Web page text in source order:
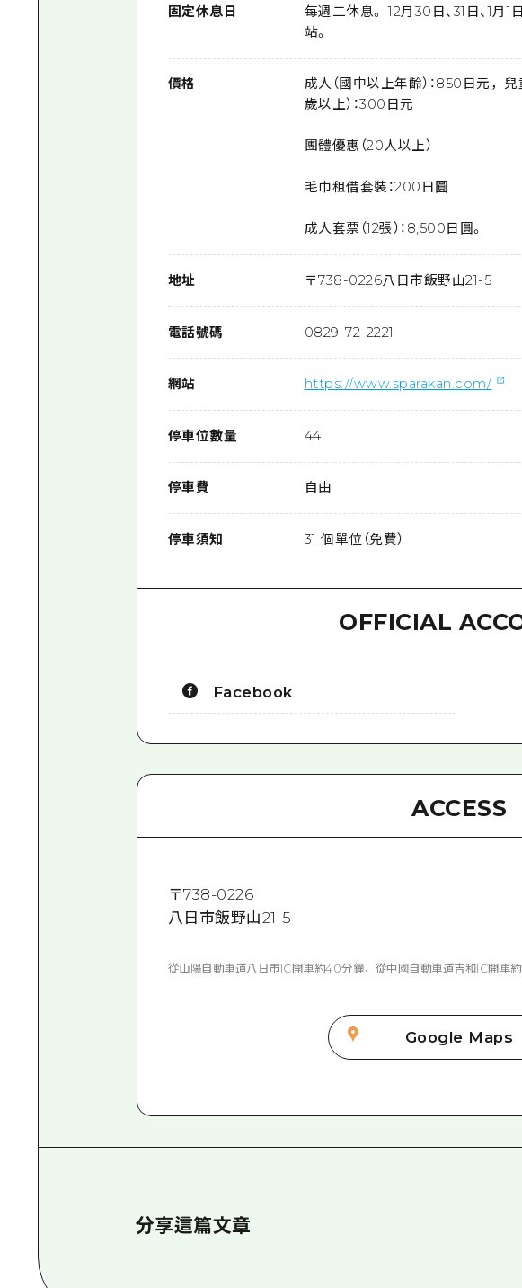
固定休息日
每週二休息。 12月30日、31日、1月
站。
價格
成人（國中以上年齡）：850日元，
歲以上）：300日元
團體優惠（20人以上）
毛巾租借套裝：200日圓
成人套票（12張）：8,500日圓。
地址 〒738-0226八日市飯野山21-5
電話號碼 0829-72-2221
網站 https://www.sparakan.com/
停車位數量 44
停車費 自由
停車須知 31 個單位（免費）
OFFICIAL
Facebook
ACCESS
〒738-0226
八日市飯野山21-5
從山陽自動車道八日市IC開車約40分鐘，從中國自動車道吉和IC開車
Google Maps
分享這篇文章